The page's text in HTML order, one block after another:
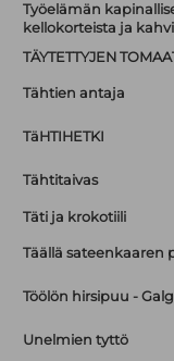
Työelämän
kellokorteista ja
TÄYTETTYJEN
Tähtien antaja
TäHTIHETKI
Tähtitaivas
Täti ja krokotiili
Täällä sateenkaaren
Töölön hirsipuu -
Unelmien tyttö